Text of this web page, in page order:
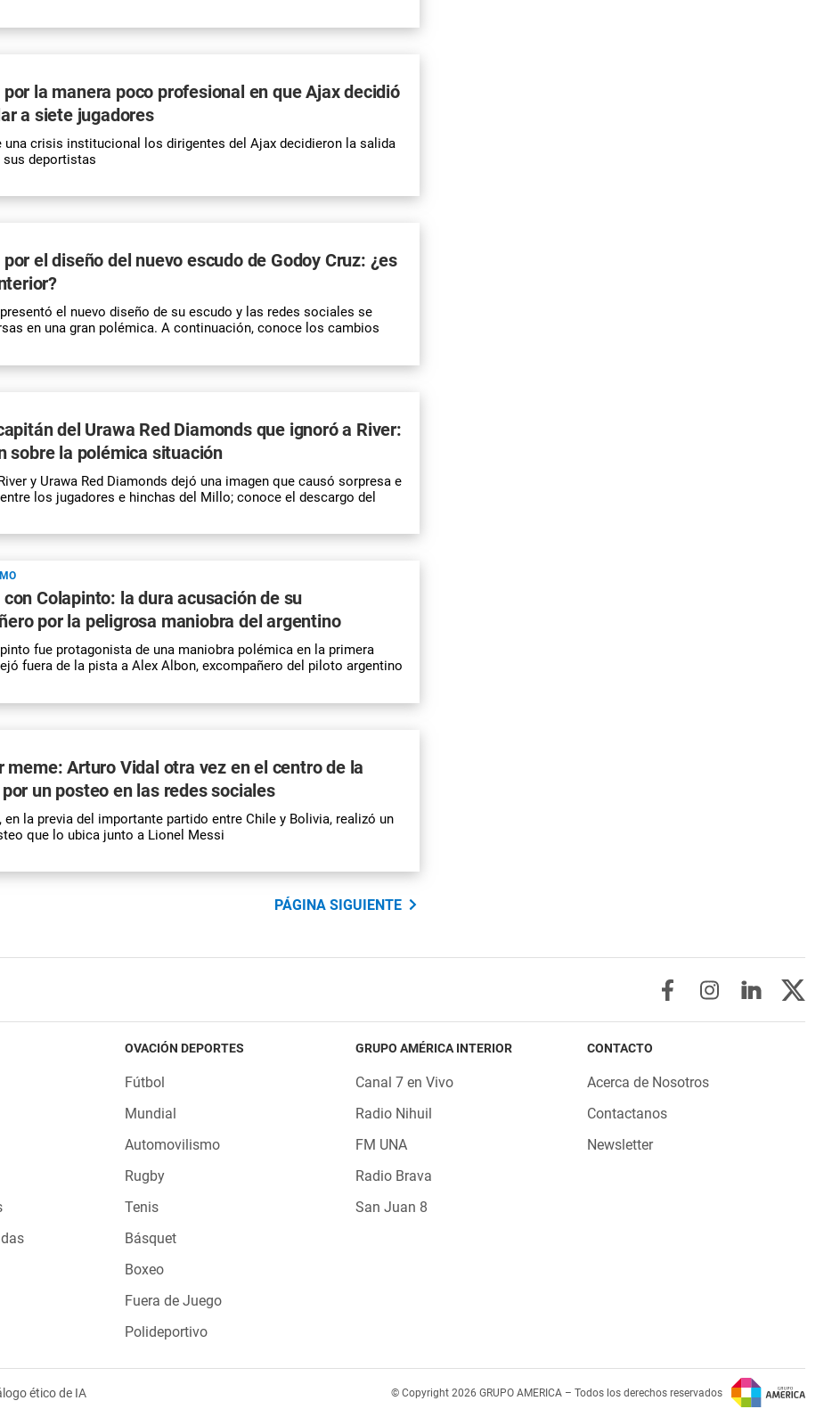
la manera poco profesional en que Ajax decidió
a siete jugadores
una crisis institucional los dirigentes del Ajax decidieron la salida
sus deportistas
el diseño del nuevo escudo de Godoy Cruz: ¿es
el nuevo diseño de su escudo y las redes sociales se
en una gran polémica. A continuación, conoce los cambios
del Urawa Red Diamonds que ignoró a River:
sobre la polémica situación
y Urawa Red Diamonds dejó una imagen que causó sorpresa e
los jugadores e hinchas del Millo; conoce el descargo del
Colapinto: la dura acusación de su
por la peligrosa maniobra del argentino
fue protagonista de una maniobra polémica en la primera
fuera de la pista a Alex Albon, excompañero del piloto argentino
meme: Arturo Vidal otra vez en el centro de la
un posteo en las redes sociales
en la previa del importante partido entre Chile y Bolivia, realizó un
que lo ubica junto a Lionel Messi
PÁGINA SIGUIENTE
OVACIÓN DEPORTES
Fútbol
Mundial
Automovilismo
Rugby
Tenis
Básquet
Boxeo
Fuera de Juego
Polideportivo
GRUPO AMÉRICA INTERIOR
Canal 7 en Vivo
Radio Nihuil
FM UNA
Radio Brava
San Juan 8
CONTACTO
Acerca de Nosotros
Contactanos
Newsletter
ético de IA © Copyright 2026 GRUPO AMERICA – Todos los derechos reservados